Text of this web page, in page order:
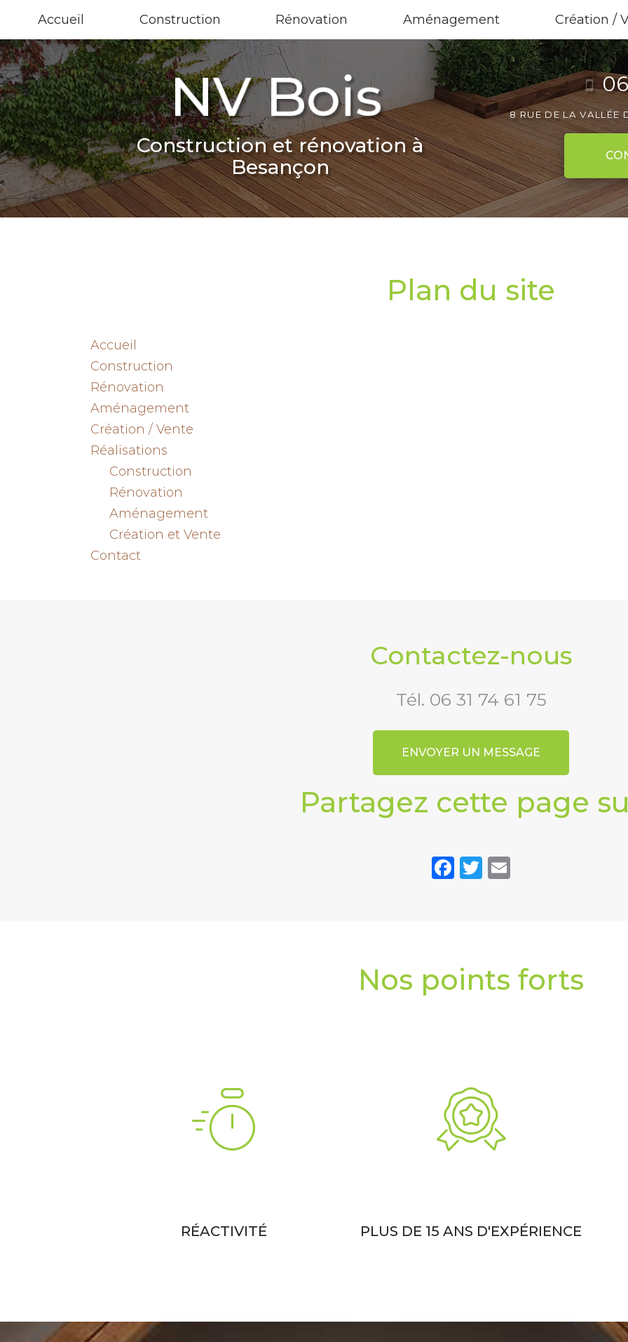
contenu
principal
Accueil Construction Rénovation Aménagement Création /
Construction et rénovation à
Besançon
8 RUE DE LA VALLÉE
Plan du site
Accueil
Construction
Rénovation
Aménagement
Création / Vente
Réalisations
Construction
Rénovation
Aménagement
Création et Vente
Contact
Contactez-nous
Tél. 06 31 74 61 75
ENVOYER UN MESSAGE
Partagez cette page
Facebook
Twitter
Nos points forts
RÉACTIVITÉ PLUS DE 15 ANS D'EXPÉRIENCE